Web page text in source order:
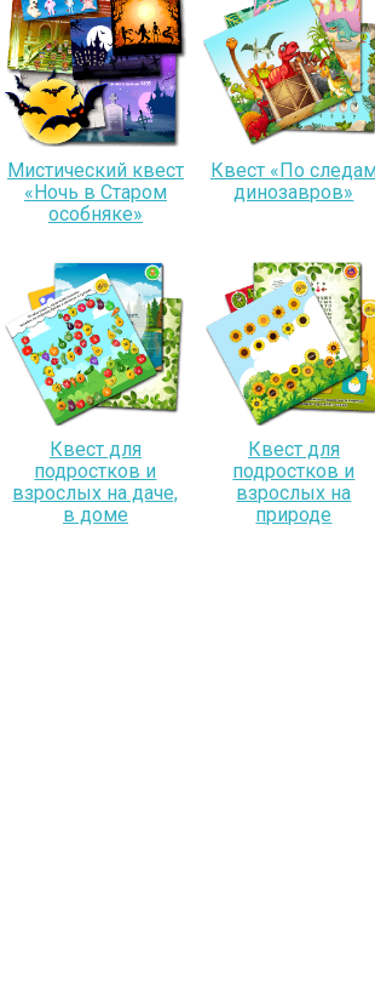
Мистический квест
«Ночь в Старом
особняке»
Квест «По
динозавров»
Квест для
подростков и
взрослых на даче,
в доме
Квест для
подростков и
взрослых на
природе